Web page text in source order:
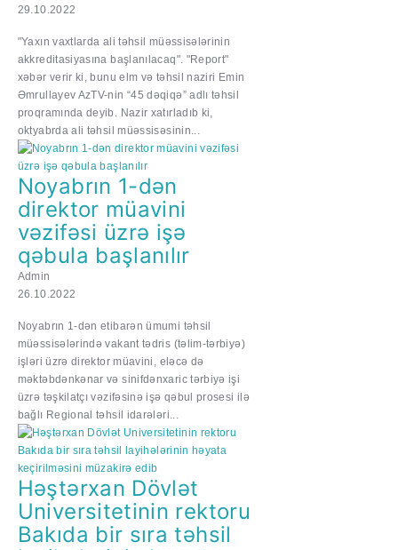
29.10.2022
"Yaxın vaxtlarda ali təhsil müəssisələrinin
akkreditasiyasına başlanılacaq". "Report"
xəbər verir ki, bunu elm və təhsil naziri Emin
Əmrullayev AzTV-nin “45 dəqiqə” adlı təhsil
proqramında deyib. Nazir xatırladıb ki,
oktyabrda ali təhsil müəssisəsinin...
Noyabrın 1-dən
direktor müavini
vəzifəsi üzrə işə
qəbula başlanılır
Admin
26.10.2022
Noyabrın 1-dən etibarən ümumi təhsil
müəssisələrində vakant tədris (təlim-tərbiyə)
işləri üzrə direktor müavini, eləcə də
məktəbdənkənar və sinifdənxaric tərbiyə işi
üzrə təşkilatçı vəzifəsinə işə qəbul prosesi ilə
bağlı Regional təhsil idarələri...
Həştərxan Dövlət
Universitetinin rektoru
Bakıda bir sıra təhsil